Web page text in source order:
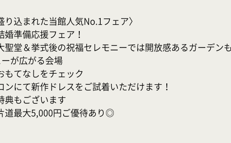
り込まれた当館人気No.1フェア〉
準備応援フェア！
堂＆挙式後の祝福セレモニーでは開放感あるガーデン
が広がる会場
てなしをチェック
にて新作ドレスをご試着いただけます！
もございます
最大5,000円ご優待あり◎